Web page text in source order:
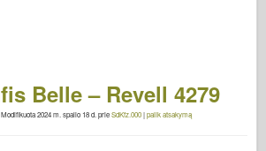
Belle – Revell 4279
Modifikuota2024 m. spalio 18 d. prieSdKfz.000|palik atsakymą